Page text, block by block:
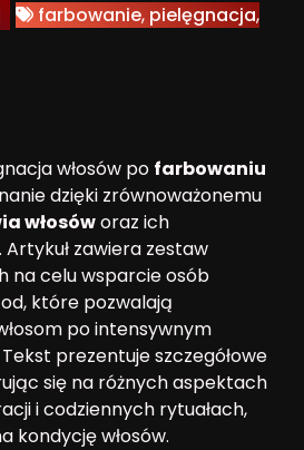
farbowanie, pielęgnacja,
włosów po farbowaniu
dzięki zrównoważonemu
włosóworaz ich
zawiera zestaw
na celu wsparcie osób
które pozwalają
po intensywnym
prezentuje szczegółowe
się na różnych aspektach
i codziennych rytuałach,
kondycję włosów.